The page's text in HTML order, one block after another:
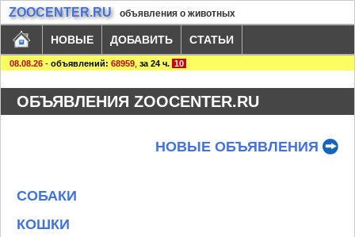
ZOOCENTER.RU объявления о животных
НОВЫЕ ДОБАВИТЬ СТАТЬИ
08.08.26 - объявлений: 68959 за 24 ч. 10
ОБЪЯВЛЕНИЯ ZOOCENTER.RU
НОВЫЕ ОБЪЯВЛЕНИЯ
СОБАКИ
КОШКИ